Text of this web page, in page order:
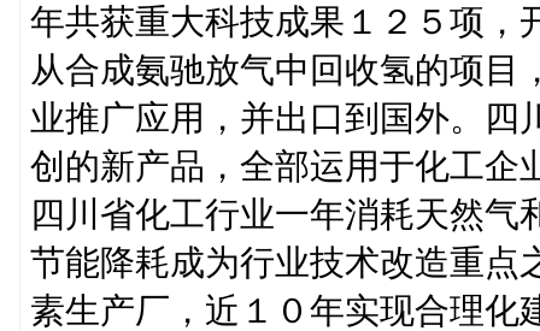
年共获重大科技成果１２５项，
从合成氨驰放气中回收氢的项目
业推广应用，并出口到国外。四
创的新产品，全部运用于化工企
四川省化工行业一年消耗天然气
节能降耗成为行业技术改造重点
素生产厂，近１０年实现合理化